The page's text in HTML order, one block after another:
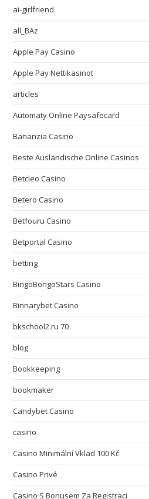
ai-girlfriend
all_BAz
Apple Pay Casino
Apple Pay Nettikasinot
articles
Automaty Online Paysafecard
Bananzia Casino
Beste Ausländische Online Casinos
Betcleo Casino
Betero Casino
Betfouru Casino
Betportal Casino
betting
BingoBongoStars Casino
Binnarybet Casino
bkschool2.ru 70
blog
Bookkeeping
bookmaker
Candybet Casino
casino
Casino Minimální Vklad 100 Kč
Casino Privé
Casino S Bonusem Za Registraci